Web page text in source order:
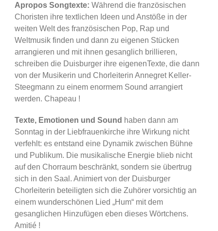
Apropos Songtexte: Während die französischen
Choristen ihre textlichen Ideen und Anstöße in der
weiten Welt des französischen Pop, Rap und
Weltmusik finden und dann zu eigenen Stücken
arrangieren und mit ihnen gesanglich brillieren,
schreiben die Duisburger ihre eigenenTexte, die dann
von der Musikerin und Chorleiterin Annegret Keller-
Steegmann zu einem enormem Sound arrangiert
werden. Chapeau !
Texte, Emotionen und Sound haben dann am
Sonntag in der Liebfrauenkirche ihre Wirkung nicht
verfehlt: es entstand eine Dynamik zwischen Bühne
und Publikum. Die musikalische Energie blieb nicht
auf den Chorraum beschränkt, sondern sie übertrug
sich in den Saal. Animiert von der Duisburger
Chorleiterin beteiligten sich die Zuhörer vorsichtig an
einem wunderschönen Lied „Hum“ mit dem
gesanglichen Hinzufügen eben dieses Wörtchens.
Amitié !